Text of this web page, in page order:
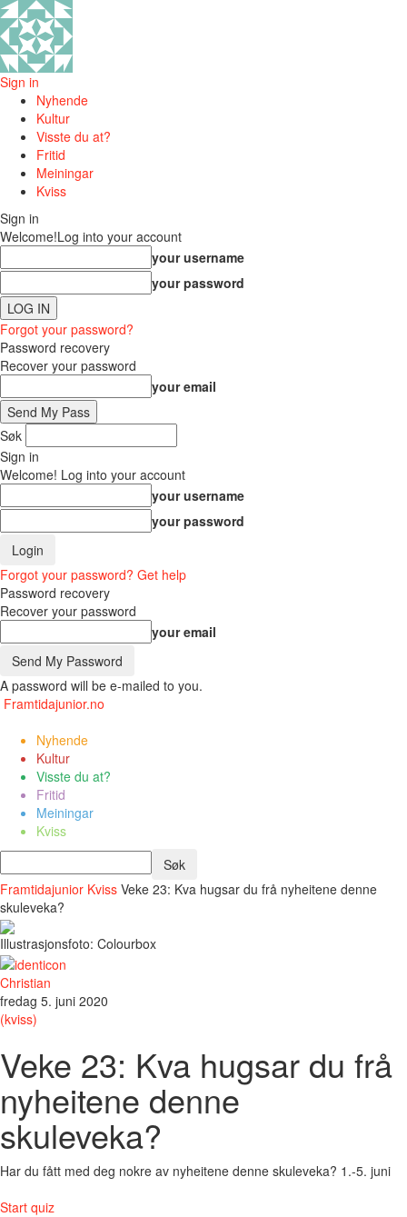
Sign in
Nyhende
Kultur
Visste du at?
Fritid
Meiningar
Kviss
Sign in
Welcome!Log into your account
your username
your password
Forgot your password?
Password recovery
Recover your password
your email
Søk
Sign in
Welcome! Log into your account
your username
your password
Forgot your password? Get help
Password recovery
Recover your password
your email
A password will be e-mailed to you.
Framtidajunior.no
Nyhende
Kultur
Visste du at?
Fritid
Meiningar
Kviss
Framtidajunior Kviss Veke 23: Kva hugsar du frå nyheitene denne
skuleveka?
Illustrasjonsfoto: Colourbox
Christian
fredag 5. juni 2020
(kviss)
Veke 23: Kva hugsar du frå
nyheitene denne
skuleveka?
Har du fått med deg nokre av nyheitene denne skuleveka? 1.-5. juni
Start quiz